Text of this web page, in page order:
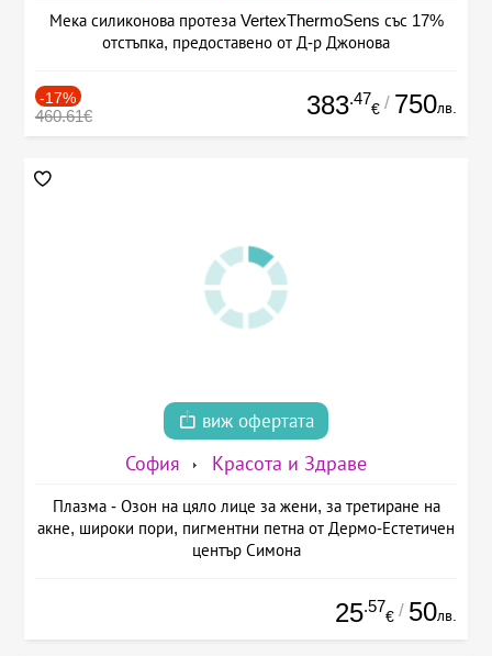
Мека силиконова протеза VertexThermoSens със 17%
отстъпка, предоставено от Д-р Джонова
-17%
460.61€ 383.47
€ / 750лв.
виж офертата
София Красота и Здраве
Плазма - Озон на цяло лице за жени, за третиране на
акне, широки пори, пигментни петна от Дермо-Естетичен
център Симона
25.57
€ / 50лв.